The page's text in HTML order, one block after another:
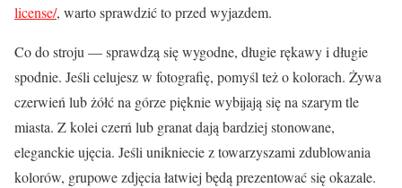
license/, warto sprawdzić to przed wyjazdem.
Co do stroju — sprawdzą się wygodne, długie rękawy i długie
spodnie. Jeśli celujesz w fotografię, pomyśl też o kolorach. Żywa
czerwień lub żółć na górze pięknie wybijają się na szarym tle
miasta. Z kolei czerń lub granat dają bardziej stonowane,
eleganckie ujęcia. Jeśli unikniecie z towarzyszami zdublowania
kolorów, grupowe zdjęcia łatwiej będą prezentować się okazale.